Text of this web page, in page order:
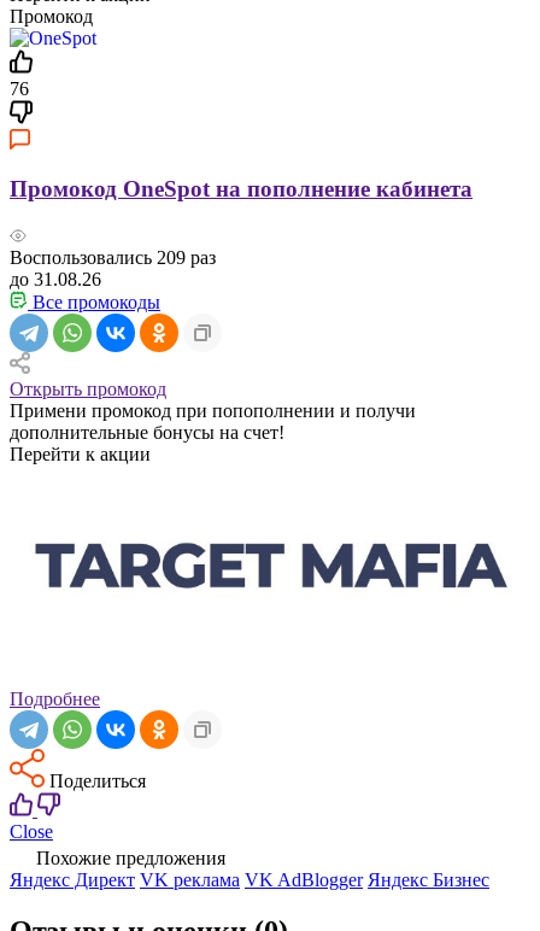
Промокод
76
Промокод OneSpot на пополнение кабинета
Воспользовались 209 раз
до 31.08.26
Все промокоды
Открыть промокод
Примени промокод при попополнении и получи
дополнительные бонусы на счет!
Перейти к акции
Подробнее
Поделиться
Close
Похожие предложения
Яндекс Директ VK реклама VK AdBlogger Яндекс Бизнес